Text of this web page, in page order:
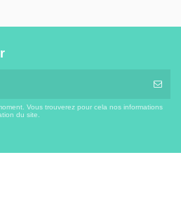
Vous trouverez pour cela nos informations
du site.